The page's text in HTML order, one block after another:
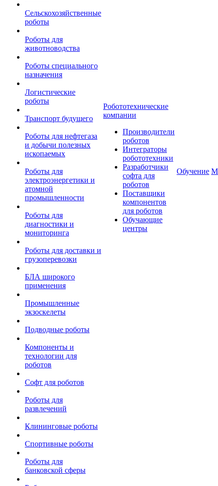
Сельскохозяйственные
роботы
Роботы для
животноводства
Роботы специального
назначения
Логистические
роботы
Транспорт будущего
Роботы для нефтегаза
и добычи полезных
ископаемых
Роботы для
электроэнергетики и
атомной
промышленности
Роботы для
диагностики и
мониторинга
Роботы для доставки и
грузоперевозки
БЛА широкого
применения
Промышленные
экзоскелеты
Подводные роботы
Компоненты и
технологии для
роботов
Софт для роботов
Роботы для
развлечений
Клининговые роботы
Спортивные роботы
Роботы для
банковской сферы
Робототехнические
компании
Производители
роботов
Интеграторы
робототехники
Разработчики
софта для
роботов
Поставщики
компонентов
для роботов
Обучающие
центры
Обучение